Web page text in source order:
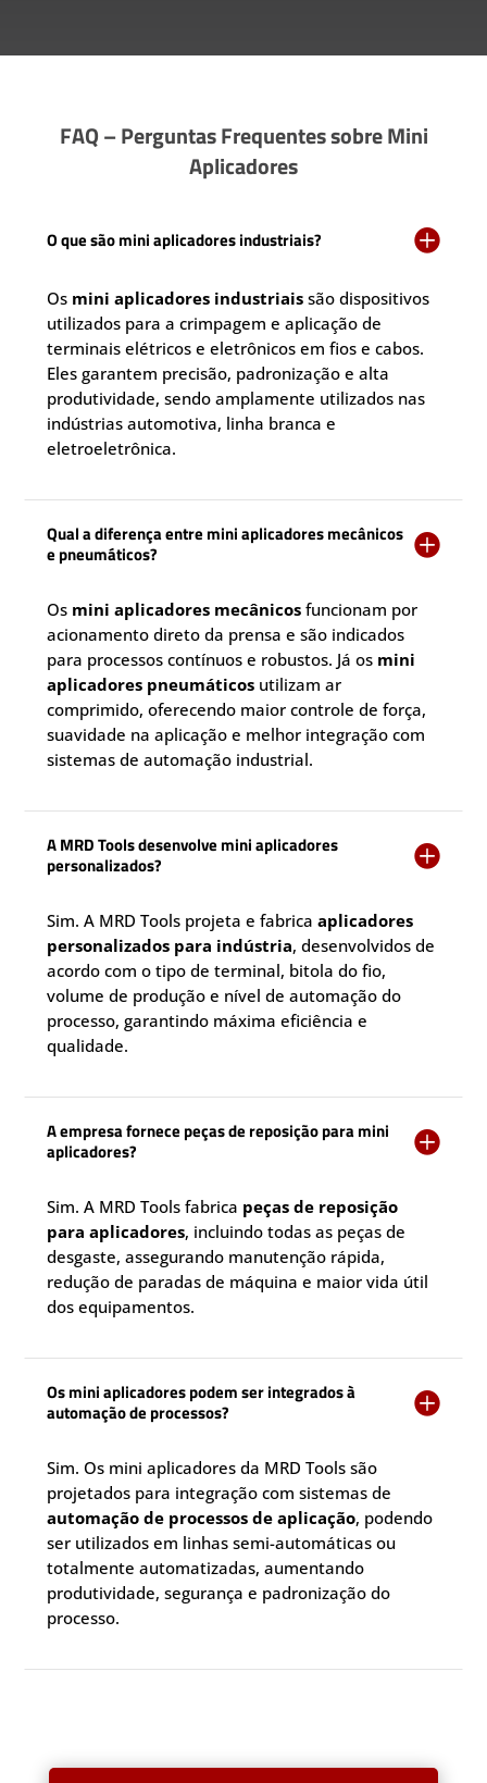
FAQ – Perguntas Frequentes sobre Mini
Aplicadores
O que são mini aplicadores industriais? 
Os mini aplicadores industriais são dispositivos
utilizados para a crimpagem e aplicação de
terminais elétricos e eletrônicos em fios e cabos.
Eles garantem precisão, padronização e alta
produtividade, sendo amplamente utilizados nas
indústrias automotiva, linha branca e
eletroeletrônica.
Qual a diferença entre mini aplicadores mecânicos
e pneumáticos?

Os mini aplicadores mecânicos funcionam por
acionamento direto da prensa e são indicados
para processos contínuos e robustos. Já os mini
aplicadores pneumáticos utilizam ar
comprimido, oferecendo maior controle de força,
suavidade na aplicação e melhor integração com
sistemas de automação industrial.
A MRD Tools desenvolve mini aplicadores
personalizados?

Sim. A MRD Tools projeta e fabricaaplicadores
personalizados para indústria, desenvolvidos de
acordo com o tipo de terminal, bitola do fio,
volume de produção e nível de automação do
processo, garantindo máxima eficiência e
qualidade.
A empresa fornece peças de reposição para mini
aplicadores?

Sim. A MRD Tools fabrica peças de reposição
para aplicadores, incluindo todas as peças de
desgaste, assegurando manutenção rápida,
redução de paradas de máquina e maior vida útil
dos equipamentos.
Os mini aplicadores podem ser integrados à
automação de processos?

Sim. Os mini aplicadores da MRD Tools são
projetados para integração com sistemas de
automação de processos de aplicação, podendo
ser utilizados em linhas semi-automáticas ou
totalmente automatizadas, aumentando
produtividade, segurança e padronização do
processo.